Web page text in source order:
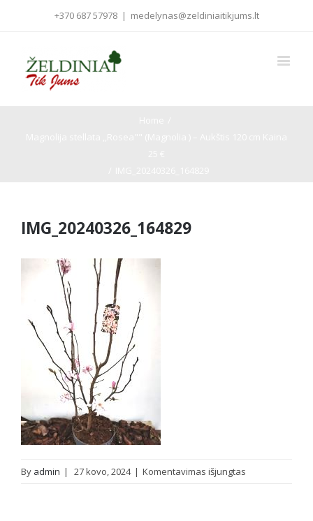
+370 687 57978 | medelynas@zeldiniaitikjums.lt
IMG_20240326_164829
By admin | 27 kovo, 2024 | Komentavimas išjungtas